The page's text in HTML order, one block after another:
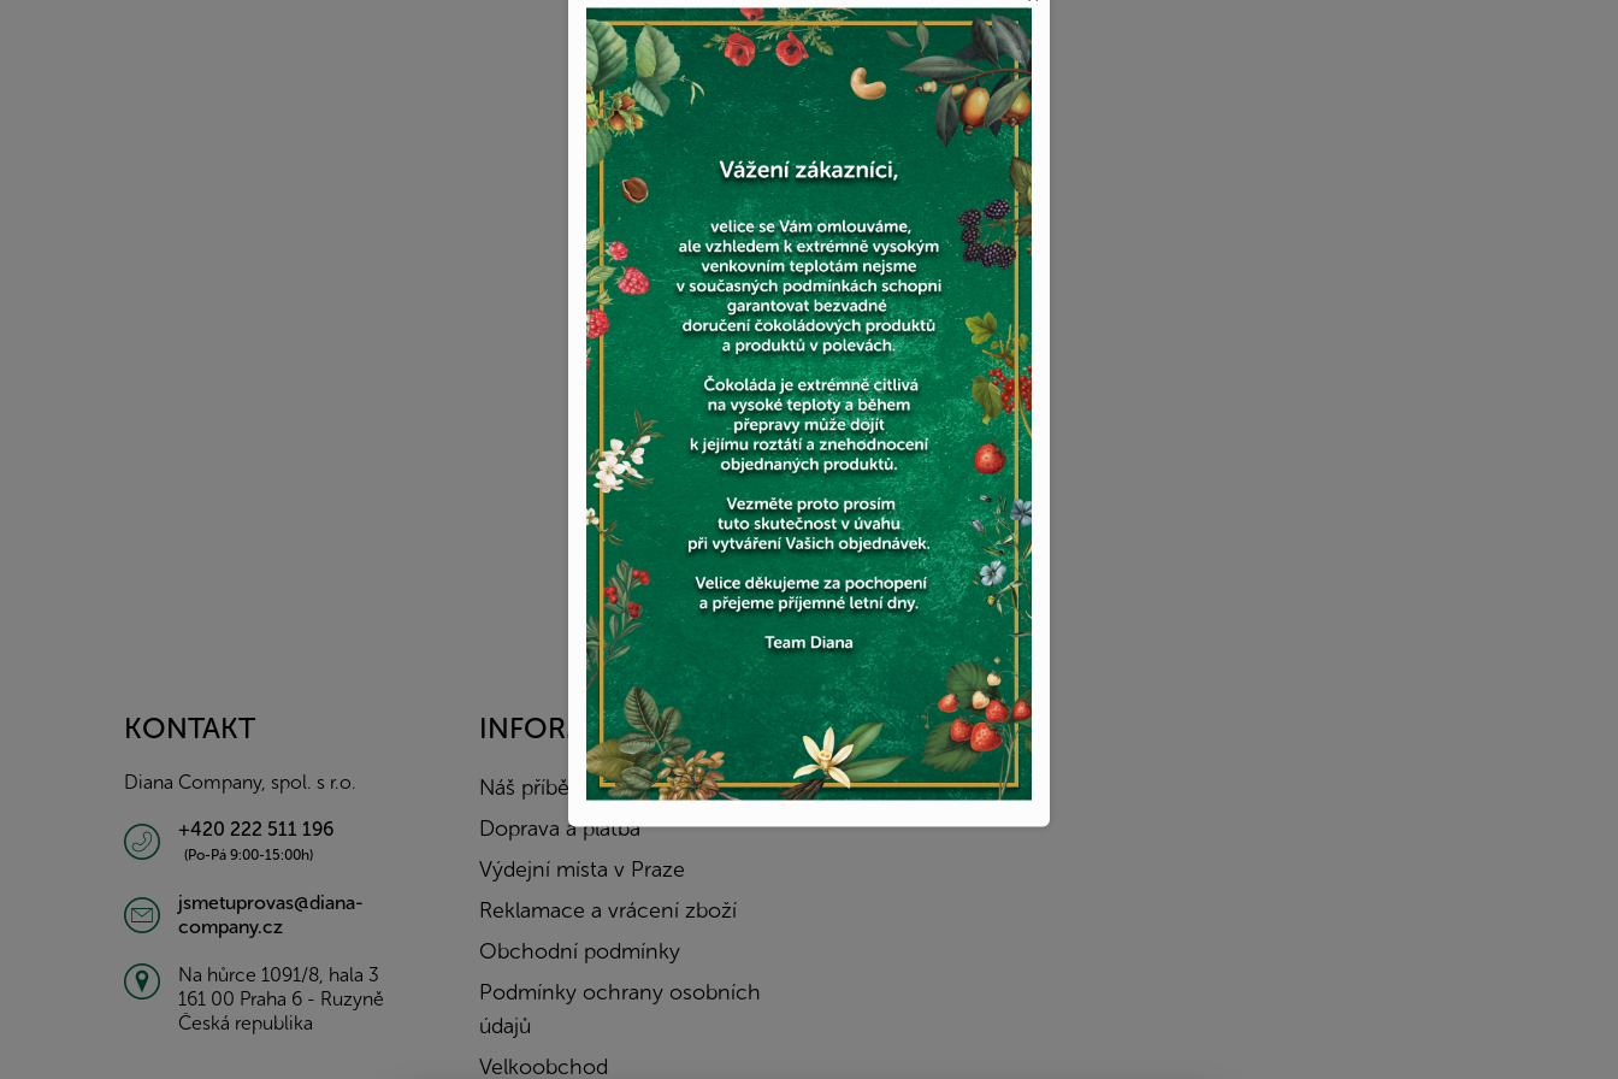
KONTAKT
Diana Company, spol. s r.o.
+420 222 511 196
(Po-Pá 9:00-15:00h)
jsmetuprovas@diana-
company.cz
Na hůrce 1091/8, hala 3
161 00 Praha 6 - Ruzyně
Česká republika
INFORMACE PRO VÁS
Náš příběh
Doprava a platba
Výdejní místa v Praze
Reklamace a vrácení zboží
Obchodní podmínky
Podmínky ochrany osobních
údajů
Velkoobchod
FACEBOOK